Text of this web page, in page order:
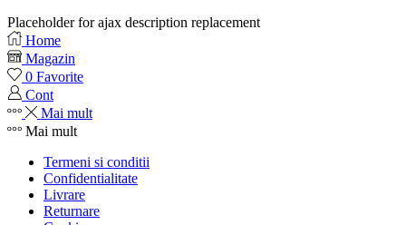
Placeholder for ajax description replacement
Home
Magazin
0 Favorite
Cont
Mai mult
Mai mult
Termeni si conditii
Confidentialitate
Livrare
Returnare